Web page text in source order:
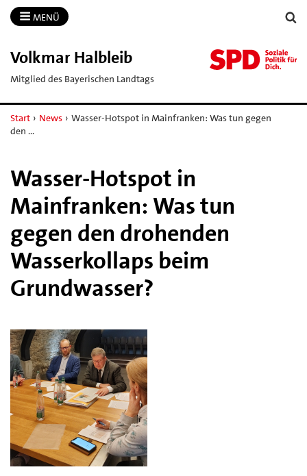
MENÜ
Volkmar Halbleib
Mitglied des Bayerischen Landtags
Start › News › Wasser-Hotspot in Mainfranken: Was tun gegen
den …
Wasser-Hotspot in
Mainfranken: Was tun
gegen den drohenden
Wasserkollaps beim
Grundwasser?